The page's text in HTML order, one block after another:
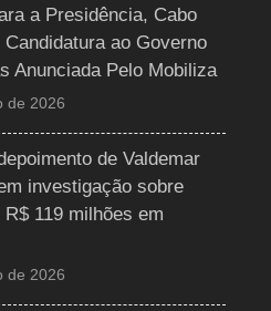
a Presidência, Cabo
Candidatura ao Governo
Anunciada Pelo Mobiliza
de 2026
de Valdemar
investigação sobre
119 milhões em
de 2026